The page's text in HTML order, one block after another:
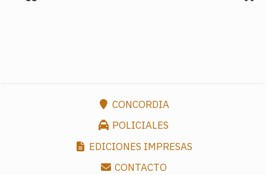
CONCORDIA
POLICIALES
EDICIONES IMPRESAS
CONTACTO